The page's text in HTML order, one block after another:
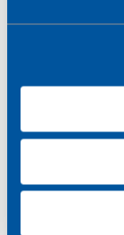
tecnología
puedan
el
que la
Resulta
ajenas,